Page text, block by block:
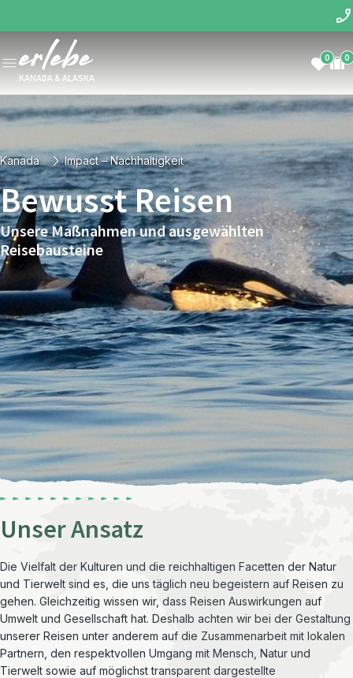
KANADA & ALASKA
0 0
Kanada Impact – Nachhaltigkeit
Bewusst Reisen
Unsere Maßnahmen und ausgewählten
Reisebausteine
Unser Ansatz
Die Vielfalt der Kulturen und die reichhaltigen Facetten der Natur
und Tierwelt sind es, die uns täglich neu begeistern auf Reisen zu
gehen. Gleichzeitig wissen wir, dass Reisen Auswirkungen auf
Umwelt und Gesellschaft hat. Deshalb achten wir bei der Gestaltung
unserer Reisen unter anderem auf die Zusammenarbeit mit lokalen
Partnern, den respektvollen Umgang mit Mensch, Natur und
Tierwelt sowie auf möglichst transparent dargestellte